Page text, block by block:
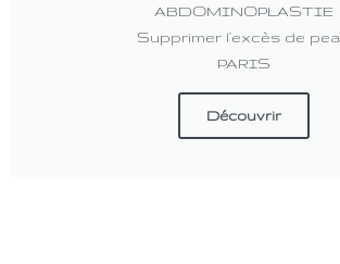
ABDOMINOPLASTIE
Supprimer l'excès de
PARIS
Découvrir